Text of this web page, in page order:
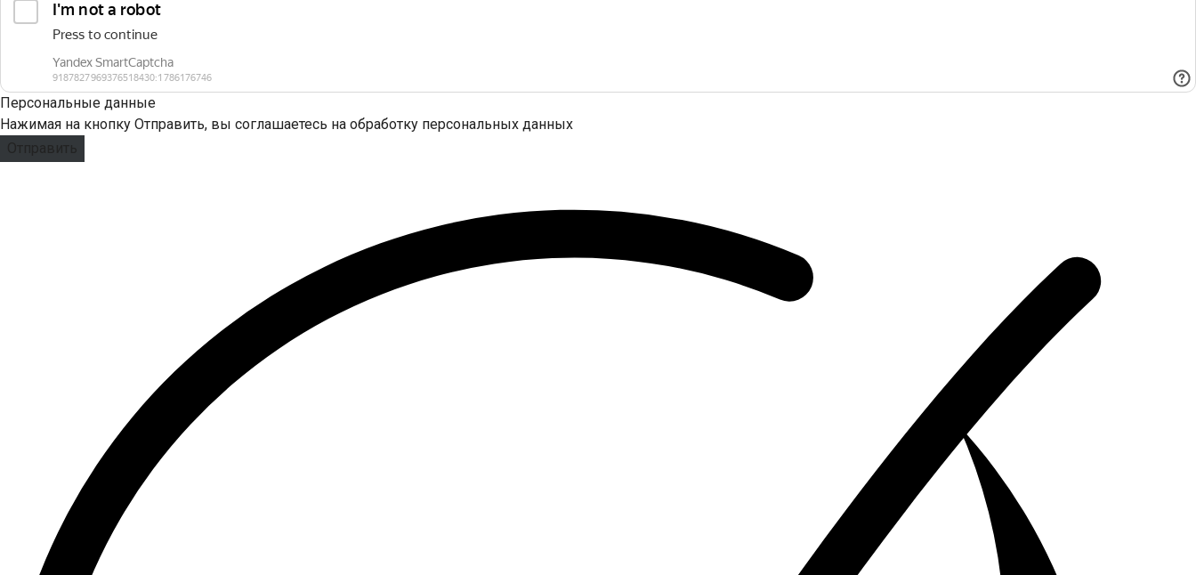
Персональные данные
Нажимая на кнопку Отправить, вы соглашаетесь на обработку персональных данных
Отправить